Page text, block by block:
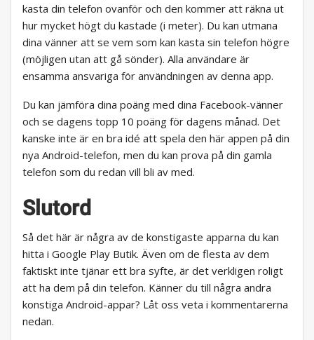
kasta din telefon ovanför och den kommer att räkna ut
hur mycket högt du kastade (i meter). Du kan utmana
dina vänner att se vem som kan kasta sin telefon högre
(möjligen utan att gå sönder). Alla användare är
ensamma ansvariga för användningen av denna app.
Du kan jämföra dina poäng med dina Facebook-vänner
och se dagens topp 10 poäng för dagens månad. Det
kanske inte är en bra idé att spela den här appen på din
nya Android-telefon, men du kan prova på din gamla
telefon som du redan vill bli av med.
Slutord
Så det här är några av de konstigaste apparna du kan
hitta i Google Play Butik. Även om de flesta av dem
faktiskt inte tjänar ett bra syfte, är det verkligen roligt
att ha dem på din telefon. Känner du till några andra
konstiga Android-appar? Låt oss veta i kommentarerna
nedan.